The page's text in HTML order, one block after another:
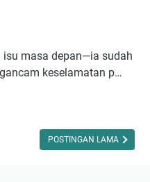
masa depan—ia sudah
keselamatan p…
POSTINGAN LAMA